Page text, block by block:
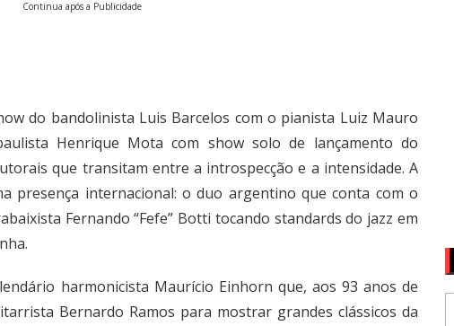
Continua após a Publicidade
do bandolinista Luis Barcelos com o pianista Luiz Mauro
Henrique Mota com show solo de lançamento do
que transitam entre a introspecção e a intensidade. A
presença internacional: o duo argentino que conta com o
Fernando “Fefe” Botti tocando standards do jazz em
harmonicista Maurício Einhorn que, aos 93 anos de
Bernardo Ramos para mostrar grandes clássicos da